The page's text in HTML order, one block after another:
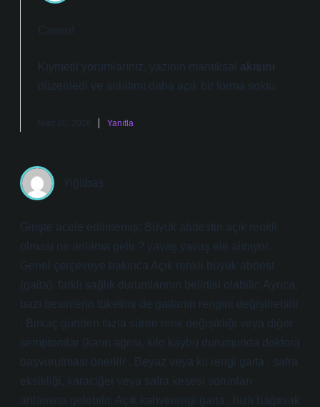
Cansu!
Kıymetli yorumlarınız, yazının mantıksal akışını
düzenledi ve anlatımı daha açık bir forma soktu.
Mart 20, 2026 Yanıtla
Yiğitbaş
Girişte acele edilmemiş; Büyük abdestin açık renkli
olması ne anlama gelir ? yavaş yavaş ele alınıyor.
Genel çerçeveye bakınca Açık renkli büyük abdest
(gaita), farklı sağlık durumlarının belirtisi olabilir: Ayrıca,
bazı besinlerin tüketimi de gaitanın rengini değiştirebilir
: Birkaç günden fazla süren renk değişikliği veya diğer
semptomlar (karın ağrısı, kilo kaybı) durumunda doktora
başvurulması önerilir . Beyaz veya kil rengi gaita , safra
eksikliği, karaciğer veya safra kesesi sorunları
anlamına gelebilir. Açık kahverengi gaita , hızlı bağırsak